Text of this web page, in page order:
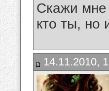
Скажи мне
кто ты, но
14.11.2010,